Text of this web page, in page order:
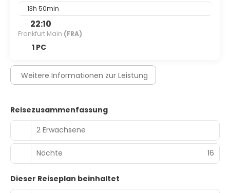
13h 50min
22:10
Frankfurt Main (FRA)
1 PC
Weitere Informationen zur Leistung
Reisezusammenfassung
2 Erwachsene
Nächte 16
Dieser Reiseplan beinhaltet